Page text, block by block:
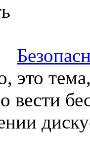
это
вести